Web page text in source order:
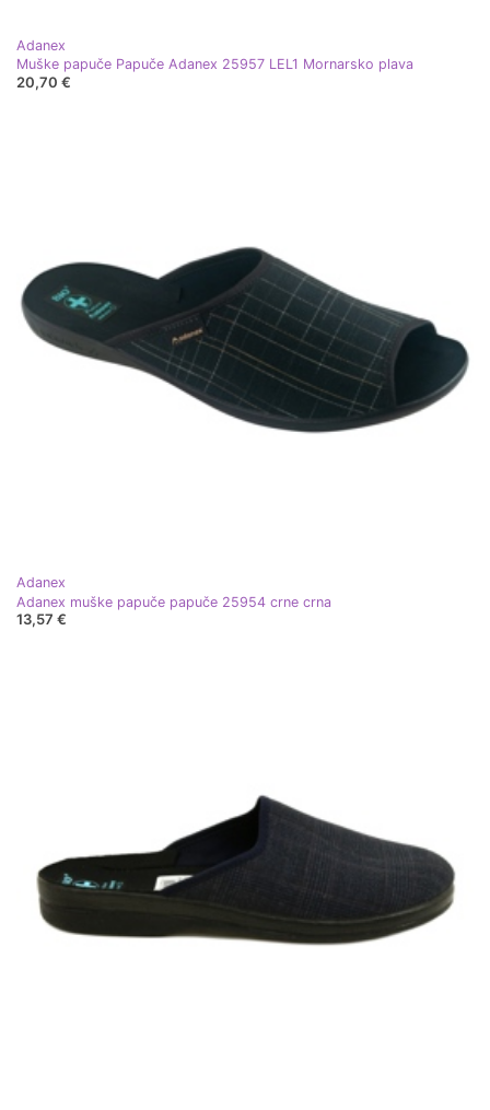
Adanex
Muške papuče Papuče Adanex 25957 LEL1 Mornarsko plava
20,70 €
Adanex
Adanex muške papuče papuče 25954 crne crna
13,57 €